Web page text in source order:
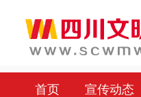
首页 宣传动态